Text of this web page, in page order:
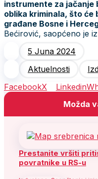
instrumente za
oblika kriminala, što će
građane Bosne i
Bećirović, saopćeno je
5 Juna 2024
Aktuelnosti
FacebookX Linkedin
Možda
Prestanite vršiti
povratnike u RS-u